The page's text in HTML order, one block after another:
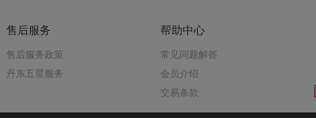
售后服务
售后服务政策
丹东五星服务
帮助中心
常见问题解答
会员介绍
交易条款